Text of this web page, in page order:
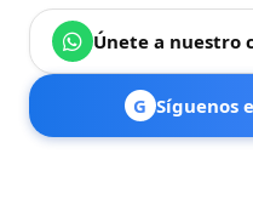
Únete a nuestro
G Síguenos